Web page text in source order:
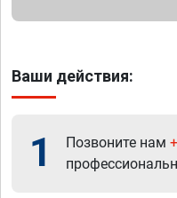
Ваши действия:
1 Позвоните нам